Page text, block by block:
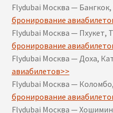
Flydubai Москва — Бангкок,
бронирование
Flydubai Москва — Пхукет,
бронирование
Flydubai Москва — Доха,
авиабилетов>>
Flydubai Москва —
бронирование
Flydubai Москва —